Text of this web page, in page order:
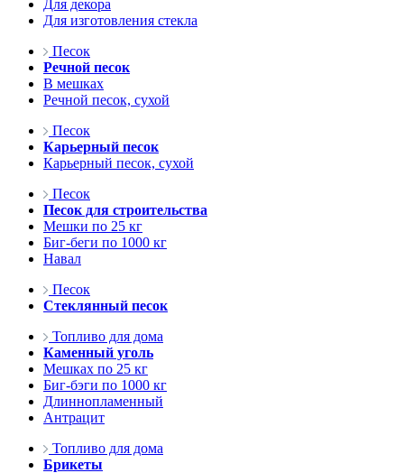
Для декора
Для изготовления стекла
Песок
Речной песок
В мешках
Речной песок, сухой
Песок
Карьерный песок
Карьерный песок, сухой
Песок
Песок для строительства
Мешки по 25 кг
Биг-беги по 1000 кг
Навал
Песок
Стеклянный песок
Топливо для дома
Каменный уголь
Мешках по 25 кг
Биг-бэги по 1000 кг
Длиннопламенный
Антрацит
Топливо для дома
Брикеты